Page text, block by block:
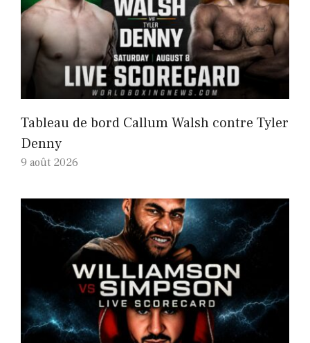
Tableau de bord Callum Walsh contre Tyler
Denny
9 août 2026